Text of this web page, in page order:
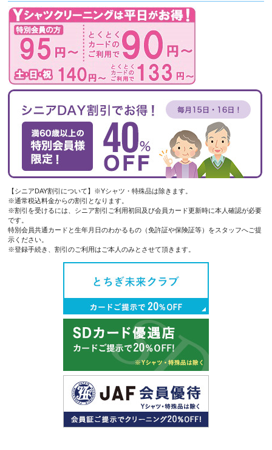
【シニアDAY割引について】※Yシャツ・特殊品は除きます。
※通常税込料金からの割引となります。
※割引を受けるには、シニア割引ご利用初回及び会員カード更新時に本人確認が必要
です。
特別会員共通カードと生年月日のわかるもの（免許証や保険証等）をスタッフへご提
示ください。
※登録手続き、割引のご利用はご本人のみとさせて頂きます。